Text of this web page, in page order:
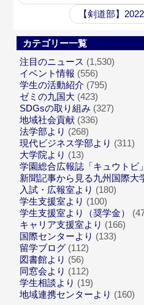
【剣道部】
カテゴリー一覧
注目のニュース (1,530)
イベント情報 (556)
学生の活動紹介 (795)
ゼミの九国大 (423)
SDGsの取り組み (327)
地域社会貢献 (336)
法学部より (268)
現代ビジネス学部より (311)
大学院より (13)
学園総合広報誌「キュウトビ」
新聞記事から見る九州国際大
入試・広報室より (180)
学生支援室より (100)
学生支援室より（奨学金）
キャリア支援室より (166)
国際センターより (133)
留学ブログ (112)
図書館より (56)
同窓会より (112)
学生相談より (19)
地域連携センターより (160)